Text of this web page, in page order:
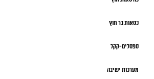
כסאות בר חוץ
ספסלים-קקל
מערכות ישיבה